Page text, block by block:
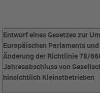
Entwurf eines Gesetzes zur
Europäischen Parlaments
Änderung der Richtlinie 78/
Jahresabschluss von
hinsichtlich Kleinstbetrieben